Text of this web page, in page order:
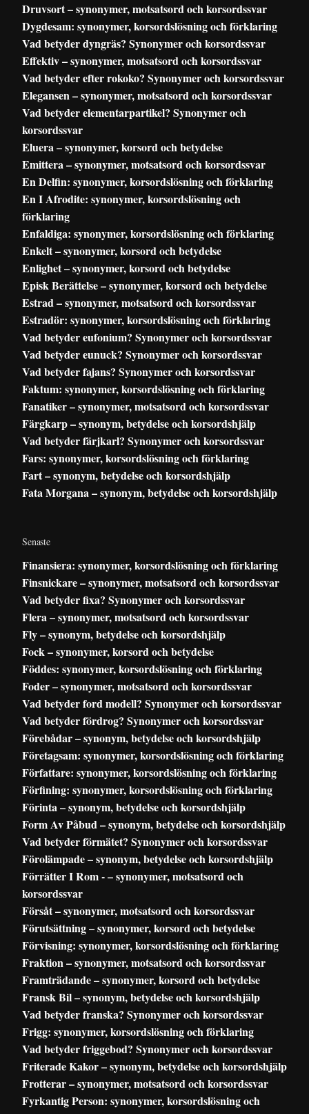
Druvsort – synonymer, motsatsord och korsordssvar
Dygdesam: synonymer, korsordslösning och förklaring
Vad betyder dyngräs? Synonymer och korsordssvar
Effektiv – synonymer, motsatsord och korsordssvar
Vad betyder efter rokoko? Synonymer och korsordssvar
Elegansen – synonymer, motsatsord och korsordssvar
Vad betyder elementarpartikel? Synonymer och
korsordssvar
Eluera – synonymer, korsord och betydelse
Emittera – synonymer, motsatsord och korsordssvar
En Delfin: synonymer, korsordslösning och förklaring
En I Afrodite: synonymer, korsordslösning och
förklaring
Enfaldiga: synonymer, korsordslösning och förklaring
Enkelt – synonymer, korsord och betydelse
Enlighet – synonymer, korsord och betydelse
Episk Berättelse – synonymer, korsord och betydelse
Estrad – synonymer, motsatsord och korsordssvar
Estradör: synonymer, korsordslösning och förklaring
Vad betyder eufonium? Synonymer och korsordssvar
Vad betyder eunuck? Synonymer och korsordssvar
Vad betyder fajans? Synonymer och korsordssvar
Faktum: synonymer, korsordslösning och förklaring
Fanatiker – synonymer, motsatsord och korsordssvar
Färgkarp – synonym, betydelse och korsordshjälp
Vad betyder färjkarl? Synonymer och korsordssvar
Fars: synonymer, korsordslösning och förklaring
Fart – synonym, betydelse och korsordshjälp
Fata Morgana – synonym, betydelse och korsordshjälp
Senaste
Finansiera: synonymer, korsordslösning och förklaring
Finsnickare – synonymer, motsatsord och korsordssvar
Vad betyder fixa? Synonymer och korsordssvar
Flera – synonymer, motsatsord och korsordssvar
Fly – synonym, betydelse och korsordshjälp
Fock – synonymer, korsord och betydelse
Föddes: synonymer, korsordslösning och förklaring
Foder – synonymer, motsatsord och korsordssvar
Vad betyder ford modell? Synonymer och korsordssvar
Vad betyder fördrog? Synonymer och korsordssvar
Förebådar – synonym, betydelse och korsordshjälp
Företagsam: synonymer, korsordslösning och förklaring
Författare: synonymer, korsordslösning och förklaring
Förfining: synonymer, korsordslösning och förklaring
Förinta – synonym, betydelse och korsordshjälp
Form Av Påbud – synonym, betydelse och korsordshjälp
Vad betyder förmätet? Synonymer och korsordssvar
Förolämpade – synonym, betydelse och korsordshjälp
Förrätter I Rom - – synonymer, motsatsord och
korsordssvar
Försåt – synonymer, motsatsord och korsordssvar
Förutsättning – synonymer, korsord och betydelse
Förvisning: synonymer, korsordslösning och förklaring
Fraktion – synonymer, motsatsord och korsordssvar
Framträdande – synonymer, korsord och betydelse
Fransk Bil – synonym, betydelse och korsordshjälp
Vad betyder franska? Synonymer och korsordssvar
Frigg: synonymer, korsordslösning och förklaring
Vad betyder friggebod? Synonymer och korsordssvar
Friterade Kakor – synonym, betydelse och korsordshjälp
Frotterar – synonymer, motsatsord och korsordssvar
Fyrkantig Person: synonymer, korsordslösning och